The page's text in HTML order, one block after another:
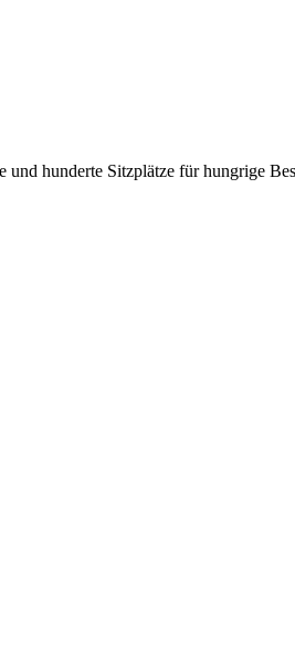
hunderte Sitzplätze für hungrige